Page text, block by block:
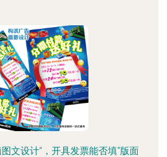
文设计”，开具发票能否填“版面